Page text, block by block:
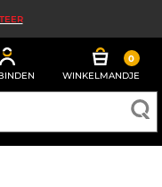
0
WINKELMANDJE